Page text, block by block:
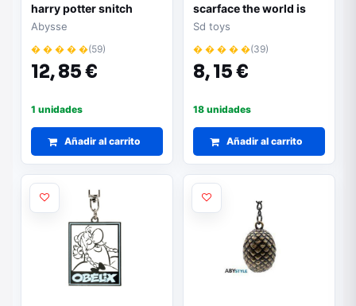
harry potter snitch
dorada
Abysse
� � � � �(59)
12,85 €
1 unidades
Añadir al carrito
scarface the world is
yours
Sd toys
� � � � �(39)
8,15 €
18 unidades
Añadir al carrito